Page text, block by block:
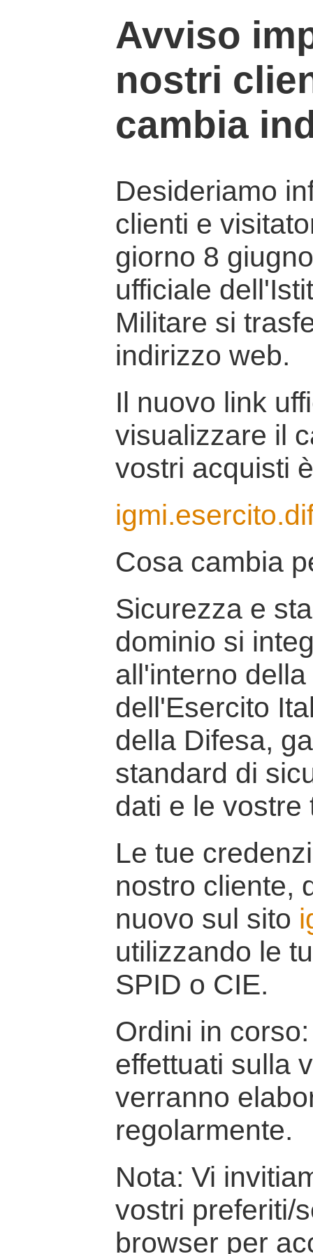
Avviso
nostri
cambia
Desideriamo
clienti e
giorno 8
ufficiale
Militare si
indirizzo web.
Il nuovo link
visualizzare il
vostri acquisti
Cosa cambia
Sicurezza e
dominio si
all'interno
dell'Esercito
della Difesa,
standard di
dati e le vostre
Le tue
nostro cliente,
nuovo sul sito
utilizzando le
SPID o CIE.
Ordini in
effettuati sulla
verranno
regolarmente.
Nota: Vi
vostri preferiti/
browser per